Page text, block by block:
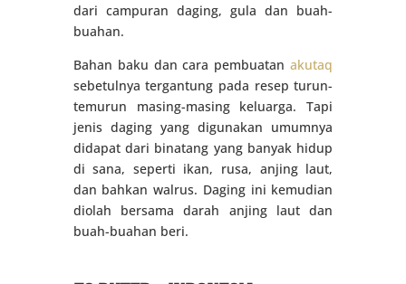
dari campuran daging, gula dan buah-
buahan.
Bahan baku dan cara pembuatanakutaq
sebetulnya tergantung pada resep turun-
temurun masing-masing keluarga. Tapi
jenis daging yang digunakan umumnya
didapat dari binatang yang banyak hidup
di sana, seperti ikan, rusa, anjing laut,
dan bahkan walrus. Daging ini kemudian
diolah bersama darah anjing laut dan
buah-buahan beri.